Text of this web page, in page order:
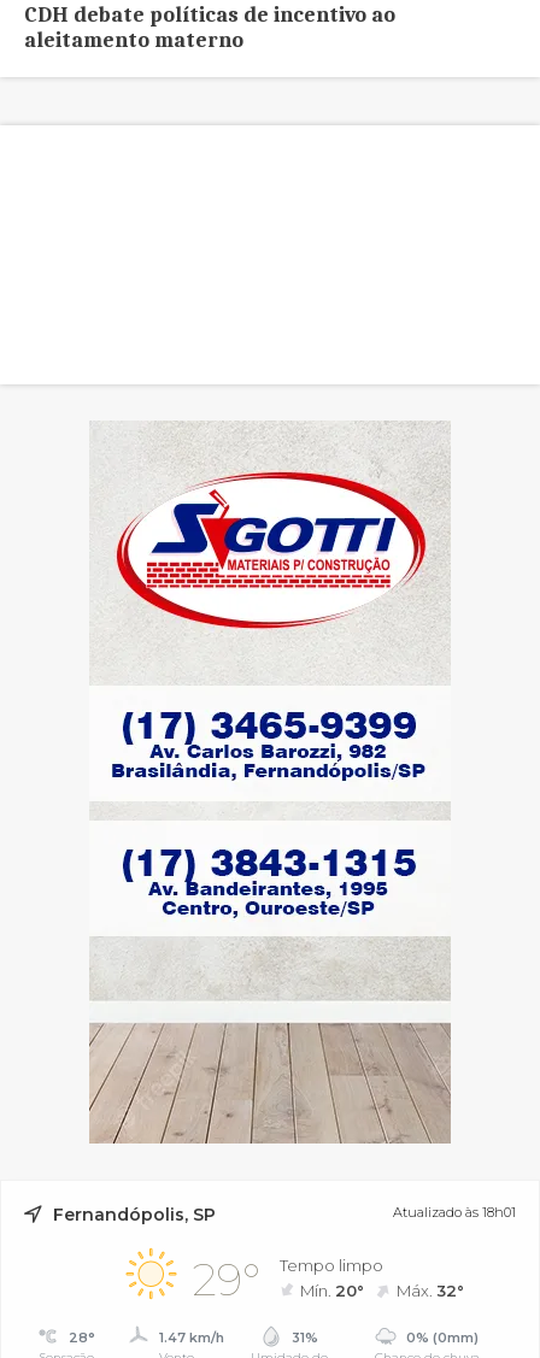
CDH debate políticas de incentivo ao
aleitamento materno
Fernandópolis, SP Atualizado às 18h01
29°
Tempo limpo
Mín. 20° Máx.32°
28° 1.47 km/h 31% 0% (0mm)